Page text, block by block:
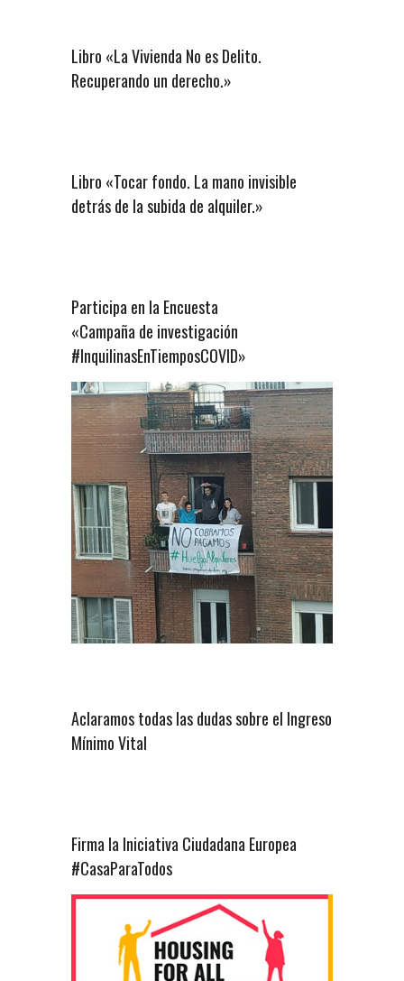
Libro «La Vivienda No es Delito.
Recuperando un derecho.»
Libro «Tocar fondo. La mano invisible
detrás de la subida de alquiler.»
Participa en la Encuesta
«Campaña de investigación
#InquilinasEnTiemposCOVID»
Aclaramos todas las dudas sobre el Ingreso
Mínimo Vital
Firma la Iniciativa Ciudadana Europea
#CasaParaTodos